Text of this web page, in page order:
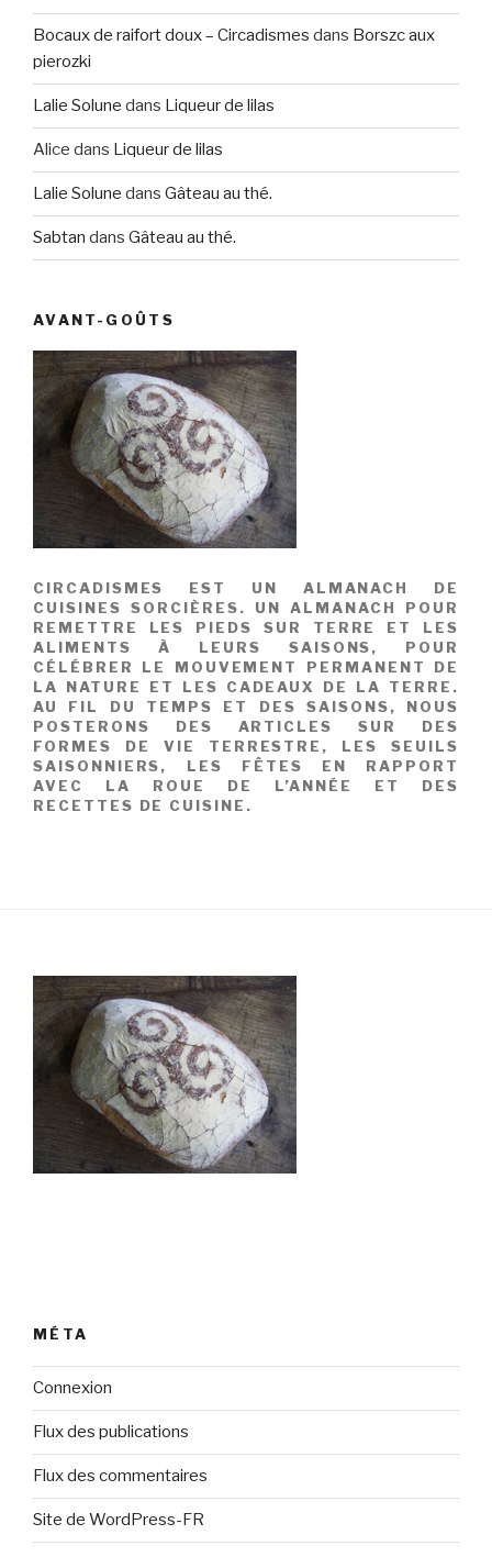
Bocaux de raifort doux – Circadismes dans Borszc aux
pierozki
Lalie Solune dans Liqueur de lilas
Alice dans Liqueur de lilas
Lalie Solune dans Gâteau au thé.
Sabtan dans Gâteau au thé.
AVANT-GOÛTS
CIRCADISMES EST UN ALMANACH DE
CUISINES SORCIÈRES. UN ALMANACH POUR
REMETTRE LES PIEDS SUR TERRE ET LES
ALIMENTS À LEURS SAISONS, POUR
CÉLÉBRER LE MOUVEMENT PERMANENT DE
LA NATURE ET LES CADEAUX DE LA TERRE.
AU FIL DU TEMPS ET DES SAISONS, NOUS
POSTERONS DES ARTICLES SUR DES
FORMES DE VIE TERRESTRE, LES SEUILS
SAISONNIERS, LES FÊTES EN RAPPORT
AVEC LA ROUE DE L’ANNÉE ET DES
RECETTES DE CUISINE.
MÉTA
Connexion
Flux des publications
Flux des commentaires
Site de WordPress-FR